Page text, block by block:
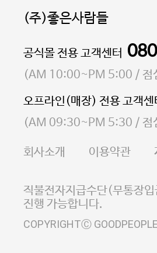
(주)좋은사람들
대표 이성현,박영환| 개인정
소재지 서울특별시 마포구
통신판매업 신고번호
사업자등록번호 105-81-
E-MAIL
사업자정보확인
이
공식몰 전용 고객센터
(AM 10:00~PM 5:00 / 점
오프라인(매장) 전용 고객센
(AM 09:30~PM 5:30 / 점
회사소개 이용약관
직불전자지급수단(무통장
진행 가능합니다.
COPYRIGHTⒸ